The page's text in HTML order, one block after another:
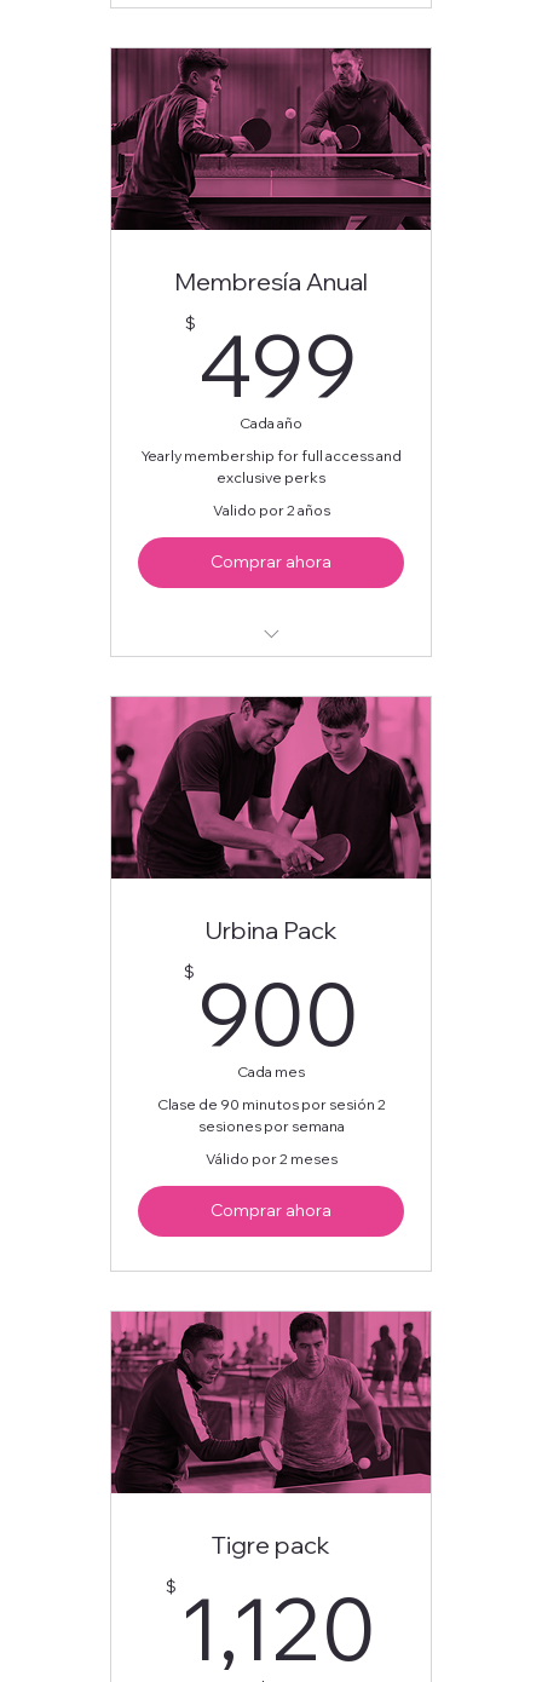
Membresía Anual
$ 499
Cada año
Yearly membership for full access and
exclusive perks
Valido por 2 años
Comprar ahora
Exclusive events
Priority coaching slots
Urbina Pack
$ 900
Cada mes
Clase de 90 minutos por sesión 2
sesiones por semana
Válido por 2 meses
Comprar ahora
Tigre pack
$ 1,120